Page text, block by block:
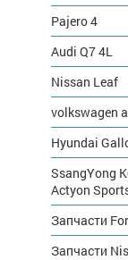
Pajero 4
Audi Q7 4L
Nissan Leaf
volkswagen
Hyundai
SsangYong
Actyon
Запчасти
Запчасти